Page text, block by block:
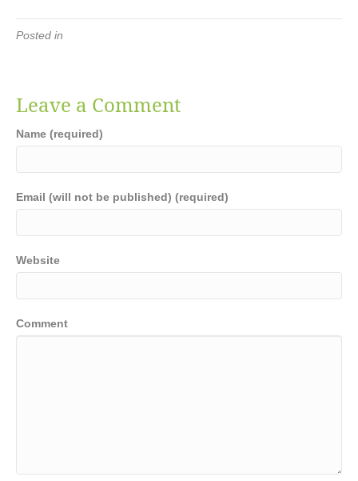
Posted in
Leave a Comment
Name (required)
Email (will not be published) (required)
Website
Comment